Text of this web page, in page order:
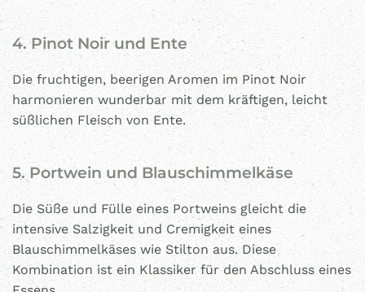
4. Pinot Noir und Ente
Die fruchtigen, beerigen Aromen im Pinot Noir
harmonieren wunderbar mit dem kräftigen, leicht
süßlichen Fleisch von Ente.
5. Portwein und Blauschimmelkäse
Die Süße und Fülle eines Portweins gleicht die
intensive Salzigkeit und Cremigkeit eines
Blauschimmelkäses wie Stilton aus. Diese
Kombination ist ein Klassiker für den Abschluss eines